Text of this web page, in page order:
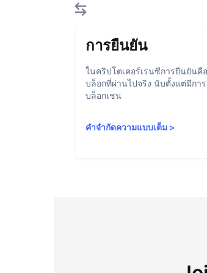
การยืนยัน
ในคริปโตเคอร์เรนซีการยืนยันคื
บล็อกที่ผ่านไปจริง นับตั้งแต่มีกา
บล็อกเชน
คำจำกัดความแบบเต็ม >